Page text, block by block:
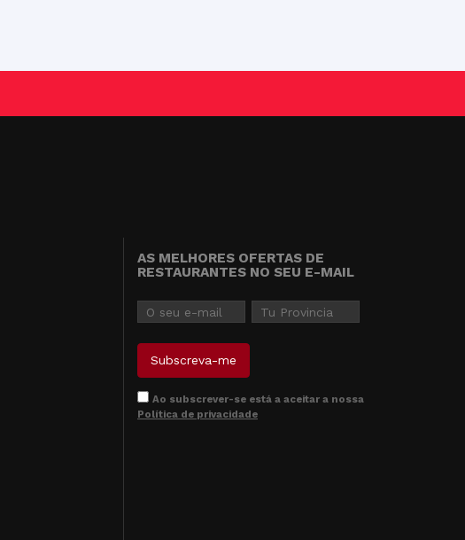
AS MELHORES OFERTAS DE
RESTAURANTES NO SEU E-MAIL
Ao subscrever-se está a aceitar a nossa
Política de privacidade